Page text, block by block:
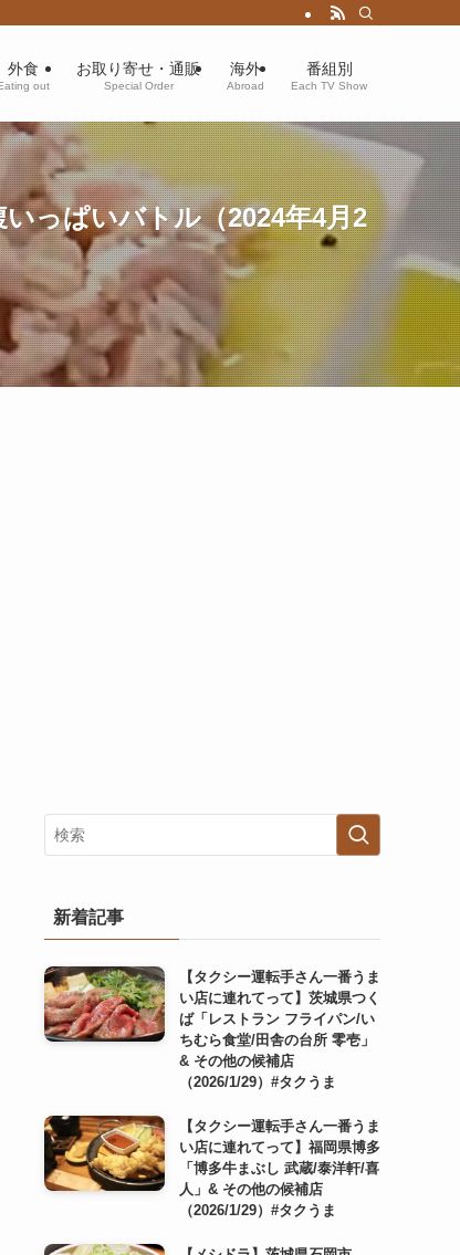
外食
out
お取り寄せ・通販
Special Order
海外
Abroad
番組別
Each TV Show
っぱいバトル（2024年4月2
新着記事
【タクシー運転手さん一番うま
い店に連れてって】茨城県つく
ば「レストラン フライパン/い
ちむら食堂/田舎の台所 零壱」
& その他の候補店
（2026/1/29）#タクうま
【タクシー運転手さん一番うま
い店に連れてって】福岡県博多
「博多牛まぶし 武蔵/泰洋軒/喜
人」& その他の候補店
（2026/1/29）#タクうま